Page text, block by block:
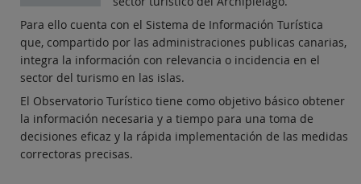
Para ello cuenta con el Sistema de Información Turística
que, compartido por las administraciones publicas canarias,
integra la información con relevancia o incidencia en el
sector del turismo en las islas.
El Observatorio Turístico tiene como objetivo básico obtener
la información necesaria y a tiempo para una toma de
decisiones eficaz y la rápida implementación de las medidas
correctoras precisas.